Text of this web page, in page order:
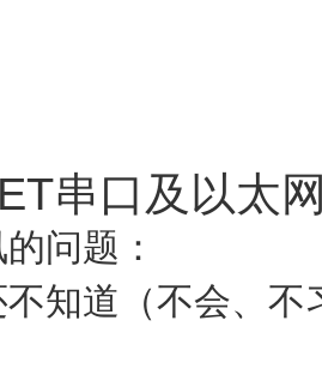
串口及以太
问题：
知道（不会、